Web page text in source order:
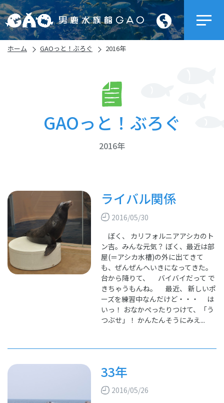
ホーム GAOっと！ぶろぐ 2016年
GAOっと！ぶろぐ
2016年
ライバル関係
2016/05/30
ぼく、 カリフォルニアアシカのト
ン吉。みんな元気？ ぼく、最近は部
屋(＝アシカ水槽)の外に出てきて
も、ぜんぜんへいきになってきた。
台から降りて、 バイバイだって で
きちゃうもんね。 最近、 新しいポ
ーズを練習中なんだけど・・・ は
いっ！ おなかぺったりつけて、「う
つぶせ」！ かんたんそうにみえ...
33年
2016/05/26